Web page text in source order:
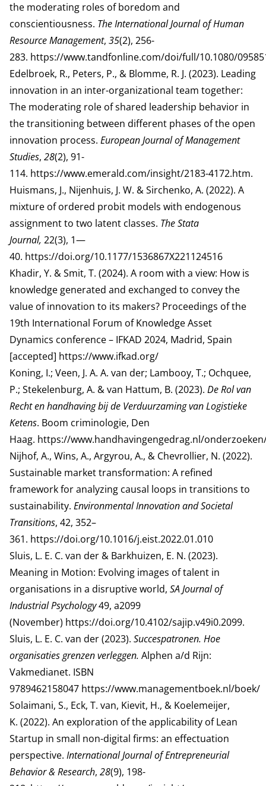
the moderating roles of boredom and
conscientiousness. The International Journal of Human
Resource Management, 35(2), 256-
283. https://www.tandfonline.com/doi/full/10.1080/
Edelbroek, R., Peters, P., & Blomme, R. J. (2023). Leading
innovation in an inter-organizational team together:
The moderating role of shared leadership behavior in
the transitioning between different phases of the open
innovation process. European Journal of Management
Studies, 28(2), 91-
114. https://www.emerald.com/insight/2183-4172.htm.
Huismans, J., Nijenhuis, J. W. & Sirchenko, A. (2022). A
mixture of ordered probit models with endogenous
assignment to two latent classes. The Stata
Journal, 22(3), 1—
40. https://doi.org/10.1177/1536867X221124516
Khadir, Y. & Smit, T. (2024). A room with a view: How is
knowledge generated and exchanged to convey the
value of innovation to its makers? Proceedings of the
19th International Forum of Knowledge Asset
Dynamics conference – IFKAD 2024, Madrid, Spain
[accepted] https://www.ifkad.org/
Koning, I.; Veen, J. A. A. van der; Lambooy, T.; Ochquee,
P.; Stekelenburg, A. & van Hattum, B. (2023). De Rol van
Recht en handhaving bij de Verduurzaming van Logistieke
Ketens. Boom criminologie, Den
Haag. https://www.handhavingengedrag.nl/
Nijhof, A., Wins, A., Argyrou, A., & Chevrollier, N. (2022).
Sustainable market transformation: A refined
framework for analyzing causal loops in transitions to
sustainability. Environmental Innovation and Societal
Transitions, 42, 352–
361. https://doi.org/10.1016/j.eist.2022.01.010
Sluis, L. E. C. van der & Barkhuizen, E. N. (2023).
Meaning in Motion: Evolving images of talent in
organisations in a disruptive world, SA Journal of
Industrial Psychology49, a2099
(November) https://doi.org/10.4102/sajip.v49i0.2099.
Sluis, L. E. C. van der (2023). Succespatronen. Hoe
organisaties grenzen verleggen. Alphen a/d Rijn:
Vakmedianet. ISBN
9789462158047 https://www.managementboek.nl/boek/
Solaimani, S., Eck, T. van, Kievit, H., & Koelemeijer,
K. (2022). An exploration of the applicability of Lean
Startup in small non-digital firms: an effectuation
perspective. International Journal of Entrepreneurial
Behavior & Research, 28(9), 198-